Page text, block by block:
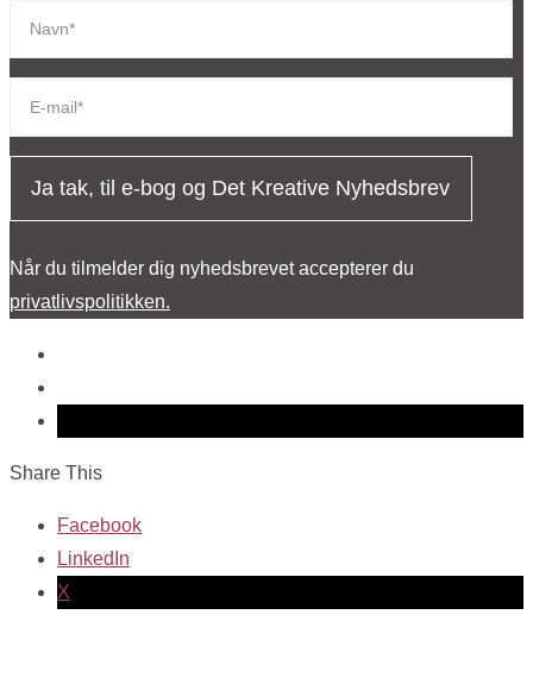
Ja tak, til e-bog og Det Kreative Nyhedsbrev
Når du tilmelder dig nyhedsbrevet accepterer du
privatlivspolitikken.
Share This
Facebook
LinkedIn
X